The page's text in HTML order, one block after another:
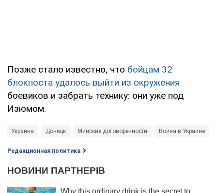
Позже стало известно, что бойцам 32
блокпоста удалось выйти из окружения
боевиков и забрать технику: они уже под
Изюмом.
Украина Донецк Минские договоренности Война в Украине
Редакционная политика